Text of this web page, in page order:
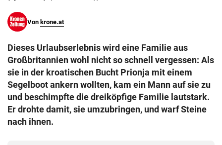
Von krone.at
Dieses Urlaubserlebnis wird eine Familie aus
Großbritannien wohl nicht so schnell vergessen: Als
sie in der kroatischen Bucht Prionja mit einem
Segelboot ankern wollten, kam ein Mann auf sie zu
und beschimpfte die dreiköpfige Familie lautstark.
Er drohte damit, sie umzubringen, und warf Steine
nach ihnen.